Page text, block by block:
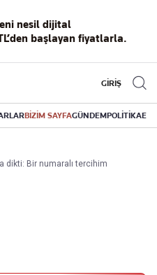
nesil dijital
başlayan fiyatlarla.
GİRİŞ
BİZİM SAYFAGÜNDEMPOLİTİKA
dikti: Bir numaralı tercihim